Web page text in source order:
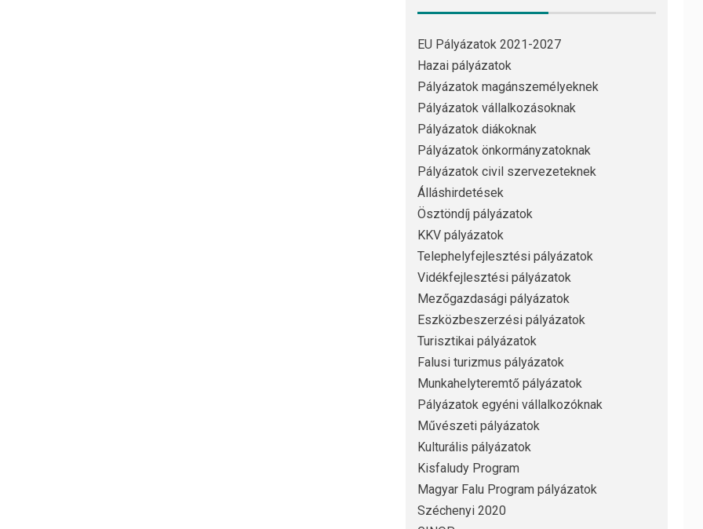
EU Pályázatok 2021-2027
Hazai pályázatok
Pályázatok magánszemélyeknek
Pályázatok vállalkozásoknak
Pályázatok diákoknak
Pályázatok önkormányzatoknak
Pályázatok civil szervezeteknek
Álláshirdetések
Ösztöndíj pályázatok
KKV pályázatok
Telephelyfejlesztési pályázatok
Vidékfejlesztési pályázatok
Mezőgazdasági pályázatok
Eszközbeszerzési pályázatok
Turisztikai pályázatok
Falusi turizmus pályázatok
Munkahelyteremtő pályázatok
Pályázatok egyéni vállalkozóknak
Művészeti pályázatok
Kulturális pályázatok
Kisfaludy Program
Magyar Falu Program pályázatok
Széchenyi 2020